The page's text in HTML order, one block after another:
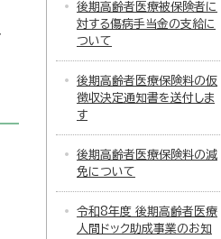
後期高齢者医療被保険者に
対する傷病手当金の支給に
ついて
後期高齢者医療保険料の仮
徴収決定通知書を送付しま
す
後期高齢者医療保険料の減
免について
令和8年度 後期高齢者医療
人間ドック助成事業のお知